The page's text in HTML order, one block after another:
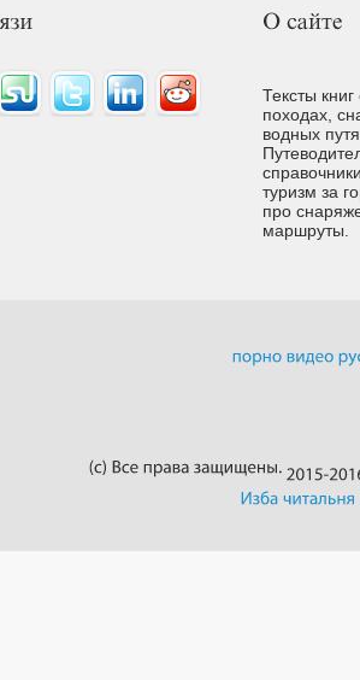
Тексты
походах,
водных
туризм за
про
маршруты.